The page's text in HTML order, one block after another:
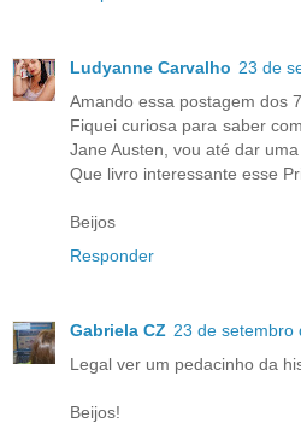
Ludyanne Carvalho 23 de
Amando essa postagem dos
Fiquei curiosa para saber
Jane Austen, vou até dar uma
Que livro interessante esse
Beijos
Responder
Gabriela CZ 23 de setembro
Legal ver um pedacinho da
Beijos!